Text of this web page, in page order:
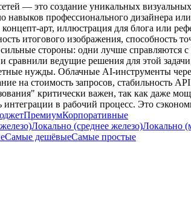
— это создание уникальных
навыков профессионального дизайнера
арт, иллюстрация для блога или
итогового изображения, способность
стороны: одни лучше
сравнили ведущие решения для этой
нужды. Облачные AI-инструменты
на стоимость запросов, стабильность
критически важен, так как даже
в рабочий процесс. Это
ПремиумКорпоративные
Локально (среднее железо)Локально
Самые дешёвыеСамые простые